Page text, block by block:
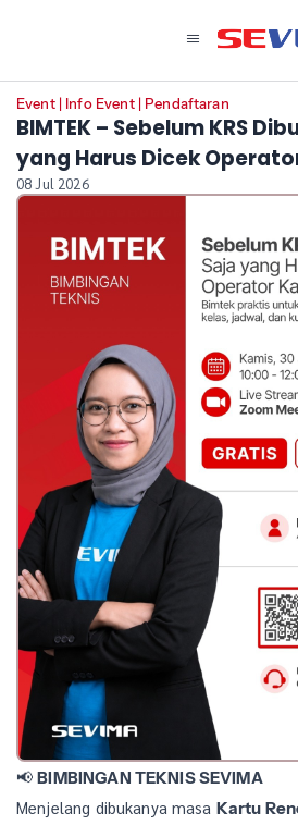
Event| Info Event| Pendaftaran
BIMTEK – Sebelum KRS
yang Harus Dicek
08 Jul 2026
📢BIMBINGAN TEKNIS SEVIMA
Menjelang dibukanya masa Kartu